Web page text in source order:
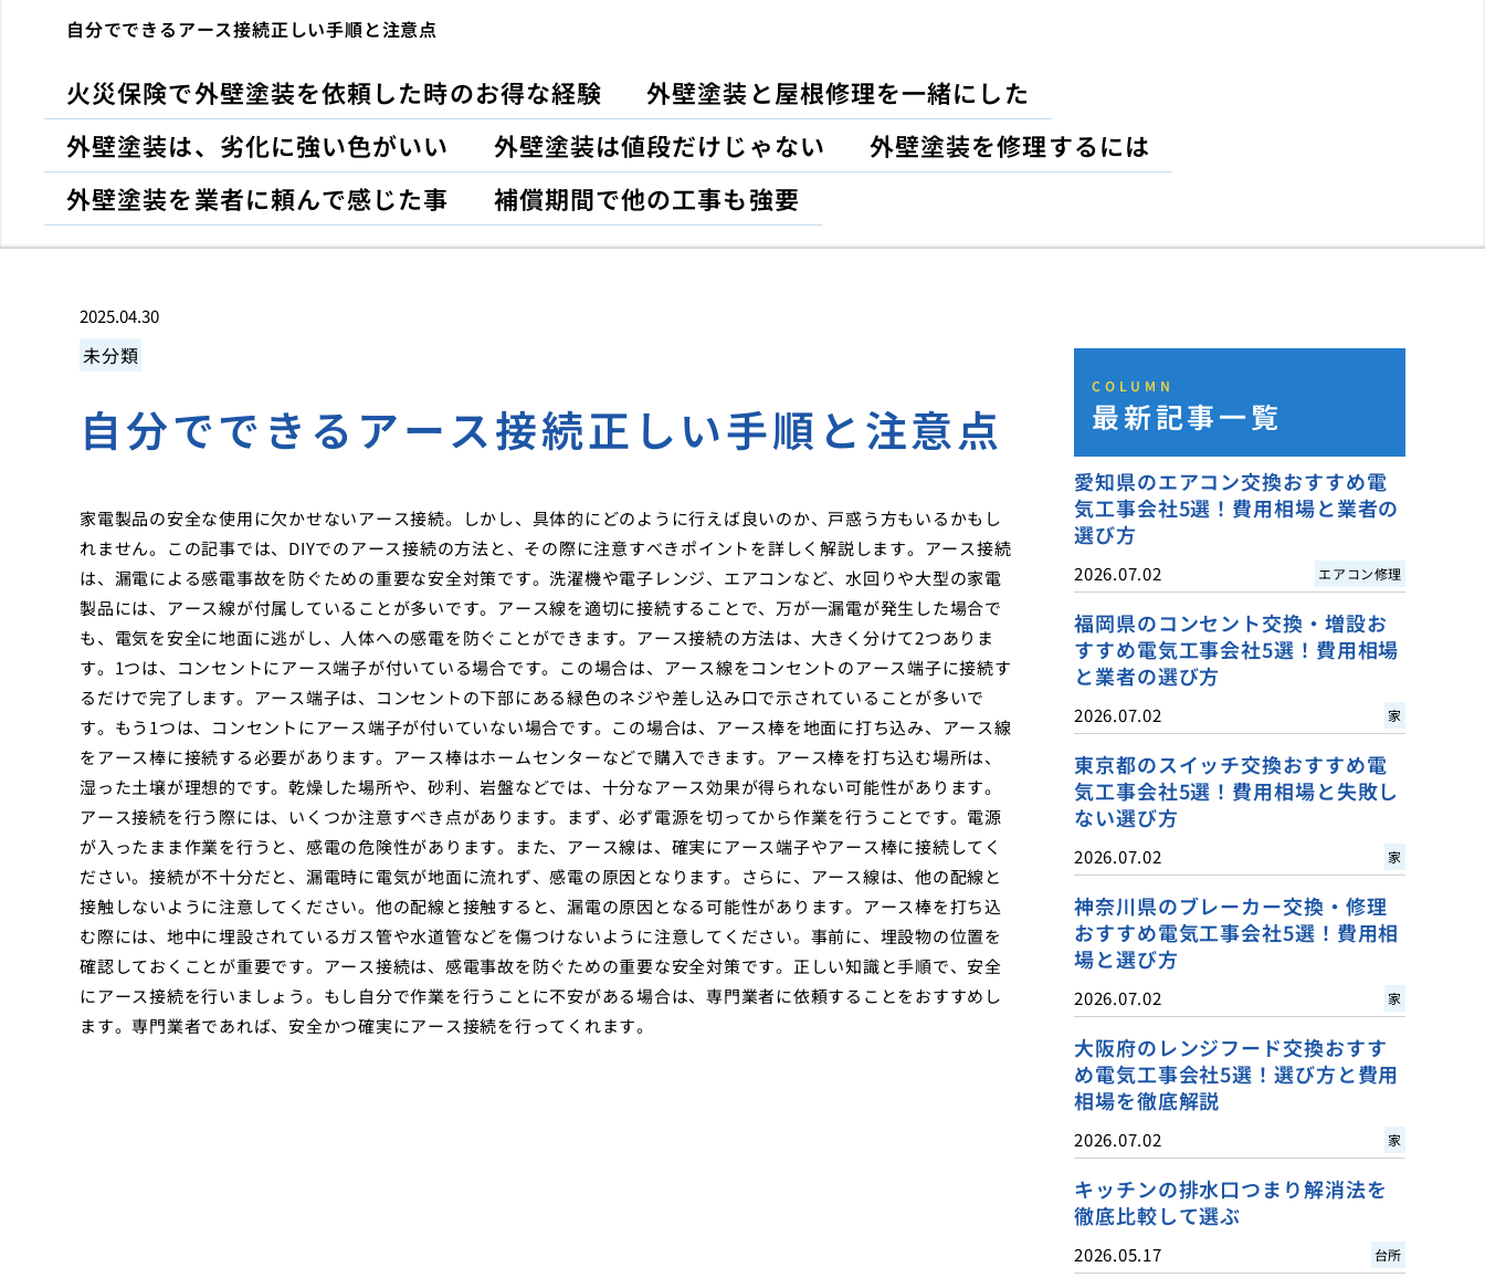
自分でできるアース接続正しい手順と注意点
火災保険で外壁塗装を依頼した時のお得な経験
外壁塗装と屋根修理を一緒にした
外壁塗装は、劣化に強い色がいい
外壁塗装は値段だけじゃない
外壁塗装を修理するには
外壁塗装を業者に頼んで感じた事
補償期間で他の工事も強要
2025.04.30
未分類
自分でできるアース接続正しい手順と注意点
家電製品の安全な使用に欠かせないアース接続。しかし、具体的にどのように行えば良いのか、戸惑う方もいるかもし
れません。この記事では、DIYでのアース接続の方法と、その際に注意すべきポイントを詳しく解説します。アース接続
は、漏電による感電事故を防ぐための重要な安全対策です。洗濯機や電子レンジ、エアコンなど、水回りや大型の家電
製品には、アース線が付属していることが多いです。アース線を適切に接続することで、万が一漏電が発生した場合で
も、電気を安全に地面に逃がし、人体への感電を防ぐことができます。アース接続の方法は、大きく分けて2つありま
す。1つは、コンセントにアース端子が付いている場合です。この場合は、アース線をコンセントのアース端子に接続す
るだけで完了します。アース端子は、コンセントの下部にある緑色のネジや差し込み口で示されていることが多いで
す。もう1つは、コンセントにアース端子が付いていない場合です。この場合は、アース棒を地面に打ち込み、アース線
をアース棒に接続する必要があります。アース棒はホームセンターなどで購入できます。アース棒を打ち込む場所は、
湿った土壌が理想的です。乾燥した場所や、砂利、岩盤などでは、十分なアース効果が得られない可能性があります。
アース接続を行う際には、いくつか注意すべき点があります。まず、必ず電源を切ってから作業を行うことです。電源
が入ったまま作業を行うと、感電の危険性があります。また、アース線は、確実にアース端子やアース棒に接続してく
ださい。接続が不十分だと、漏電時に電気が地面に流れず、感電の原因となります。さらに、アース線は、他の配線と
接触しないように注意してください。他の配線と接触すると、漏電の原因となる可能性があります。アース棒を打ち込
む際には、地中に埋設されているガス管や水道管などを傷つけないように注意してください。事前に、埋設物の位置を
確認しておくことが重要です。アース接続は、感電事故を防ぐための重要な安全対策です。正しい知識と手順で、安全
にアース接続を行いましょう。もし自分で作業を行うことに不安がある場合は、専門業者に依頼することをおすすめし
ます。専門業者であれば、安全かつ確実にアース接続を行ってくれます。
COLUMN
最新記事一覧
愛知県のエアコン交換おすすめ電
気工事会社5選！費用相場と業者の
選び方
2026.07.02 エアコン修理
福岡県のコンセント交換・増設お
すすめ電気工事会社5選！費用相場
と業者の選び方
2026.07.02 家
東京都のスイッチ交換おすすめ電
気工事会社5選！費用相場と失敗し
ない選び方
2026.07.02 家
神奈川県のブレーカー交換・修理
おすすめ電気工事会社5選！費用相
場と選び方
2026.07.02 家
大阪府のレンジフード交換おすす
め電気工事会社5選！選び方と費用
相場を徹底解説
2026.07.02 家
キッチンの排水口つまり解消法を
徹底比較して選ぶ
2026.05.17 台所